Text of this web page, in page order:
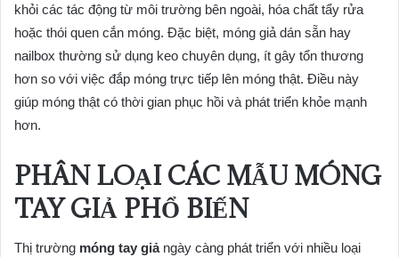
khỏi các tác động từ môi trường bên ngoài, hóa chất tẩy rửa
hoặc thói quen cắn móng. Đặc biệt, móng giả dán sẵn hay
nailbox thường sử dụng keo chuyên dụng, ít gây tổn thương
hơn so với việc đắp móng trực tiếp lên móng thật. Điều này
giúp móng thật có thời gian phục hồi và phát triển khỏe mạnh
hơn.
PHÂN LOẠICÁC MẪU MÓNG
TAY GIẢ PHỔ BIẾN
Thị trường móng tay giảngày càng phát triển với nhiều loại